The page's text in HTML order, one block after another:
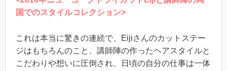
国でのスタイルコレクション>
これは本当に驚きの連続で、Eijiさんのカットステー
ジはもちろんのこと、講師陣の作ったヘアスタイルと
こだわりや想いに圧倒され、日頃の自分の仕事は一体